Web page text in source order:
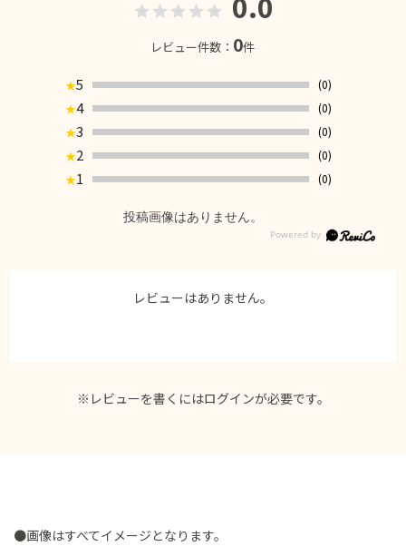
レビュー件数： 0件
★5
(0)
★4
(0)
★3
(0)
★2
(0)
★1 (0)
投稿画像はありません。
レビューはありません。
※レビューを書くにはログインが必要です。
●画像はすべてイメージとなります。